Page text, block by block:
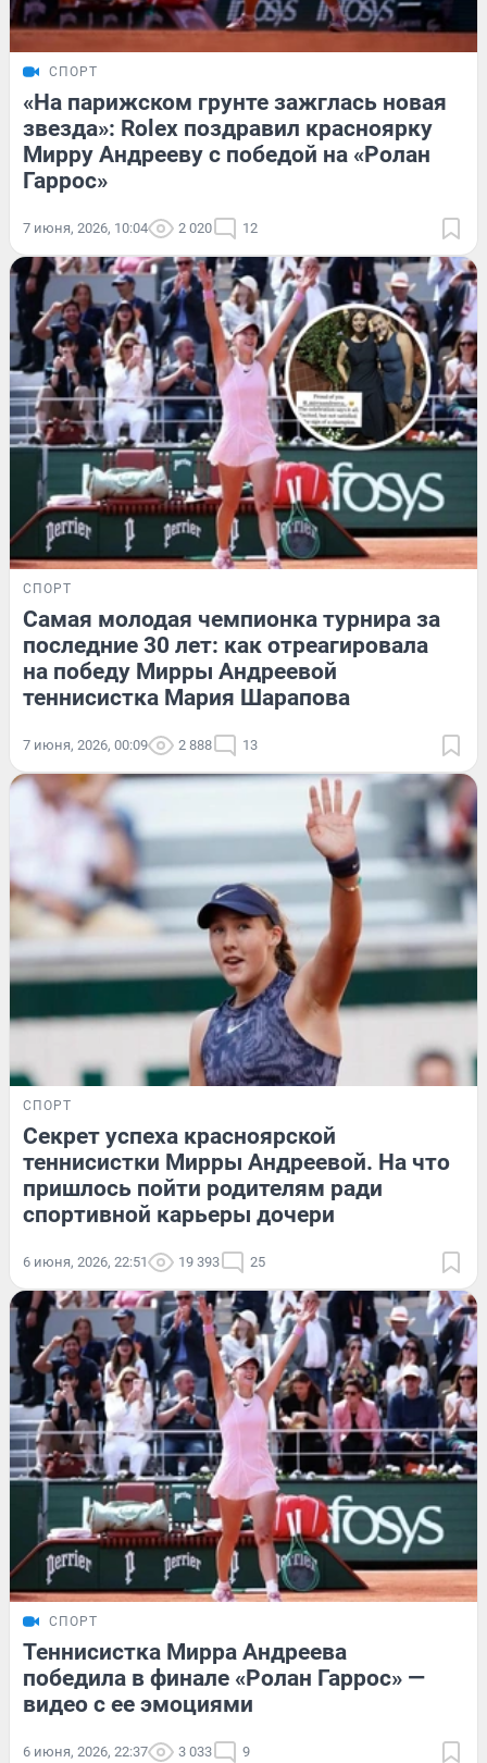
СПОРТ
«На парижском грунте зажглась новая
звезда»: Rolex поздравил красноярку
Мирру Андрееву с победой на «Ролан
Гаррос»
7 июня, 2026, 10:04 2 020 12
СПОРТ
Самая молодая чемпионка турнира за
последние 30 лет: как отреагировала
на победу Мирры Андреевой
теннисистка Мария Шарапова
7 июня, 2026, 00:09 2 888 13
СПОРТ
Секрет успеха красноярской
теннисистки Мирры Андреевой. На что
пришлось пойти родителям ради
спортивной карьеры дочери
6 июня, 2026, 22:51 19 393 25
СПОРТ
Теннисистка Мирра Андреева
победила в финале «Ролан Гаррос» —
видео с ее эмоциями
6 июня, 2026, 22:37 3 033 9